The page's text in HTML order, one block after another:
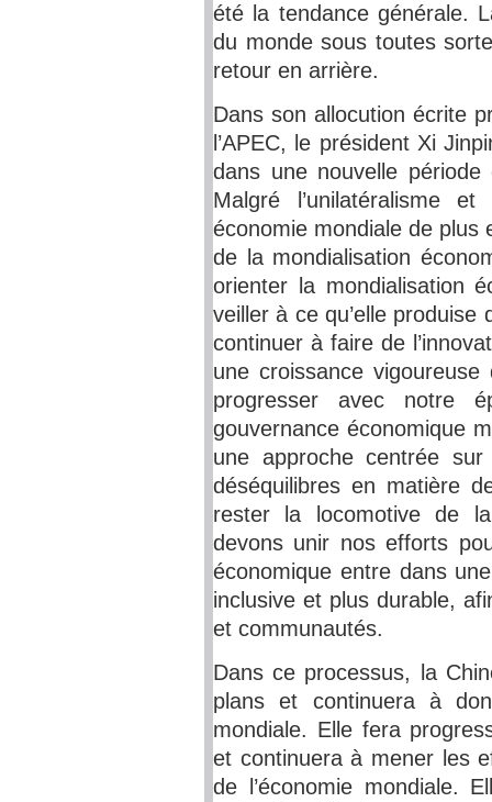
été la tendance générale.
du monde sous toutes
retour en arrière.
Dans son allocution écrite
l’APEC, le président Xi
dans une nouvelle
Malgré l’unilatéralisme
économie mondiale de plus
de la mondialisation
orienter la mondialisation
veiller à ce qu’elle
continuer à faire de
une croissance vigoureuse
progresser avec notre
gouvernance économique
une approche centrée
déséquilibres en matière
rester la locomotive de
devons unir nos efforts
économique entre dans
inclusive et plus durable,
et communautés.
Dans ce processus, la
plans et continuera à
mondiale. Elle fera
et continuera à mener les
de l’économie mondiale.